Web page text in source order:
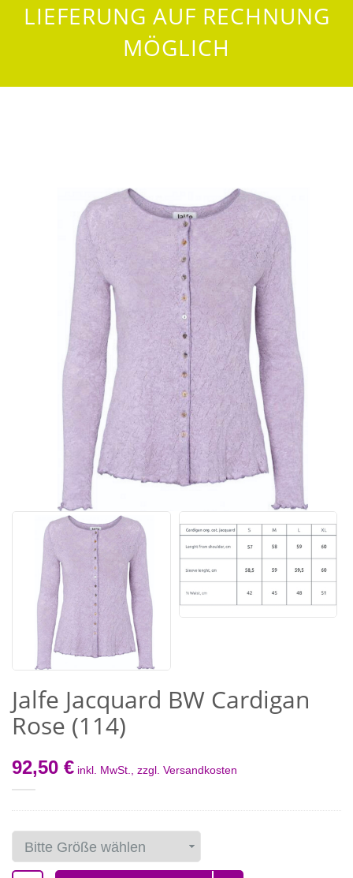
LIEFERUNG AUF RECHNUNG
MÖGLICH
Jalfe Jacquard BW Cardigan
Rose (114)
92,50 € inkl. MwSt., zzgl. Versandkosten